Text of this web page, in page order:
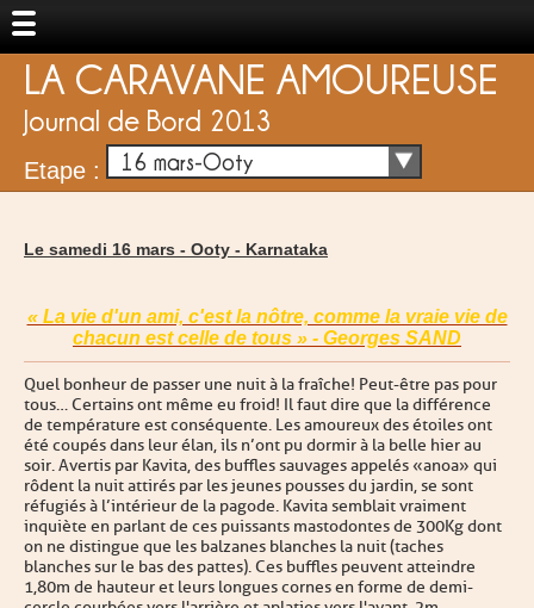
LA CARAVANE AMOUREUSE
Journal de Bord 2013
Etape : 16 mars-Ooty
Le samedi 16 mars - Ooty - Karnataka
« La vie d'un ami, c'est la nôtre, comme la vraie vie de
chacun est celle de tous » - Georges SAND
Quel bonheur de passer une nuit à la fraîche ! Peut-être pas pour
tous… Certains ont même eu froid ! Il faut dire que la différence
de température est conséquente. Les amoureux des étoiles ont
été coupés dans leur élan, ils n’ont pu dormir à la belle hier au
soir. Avertis par Kavita, des buffles sauvages appelés « anoa » qui
rôdent la nuit attirés par les jeunes pousses du jardin, se sont
réfugiés à l’intérieur de la pagode. Kavita semblait vraiment
inquiète en parlant de ces puissants mastodontes de 300Kg dont
on ne distingue que les balzanes blanches la nuit (taches
blanches sur le bas des pattes). Ces buffles peuvent atteindre
1,80 m de hauteur et leurs longues cornes en forme de demi-